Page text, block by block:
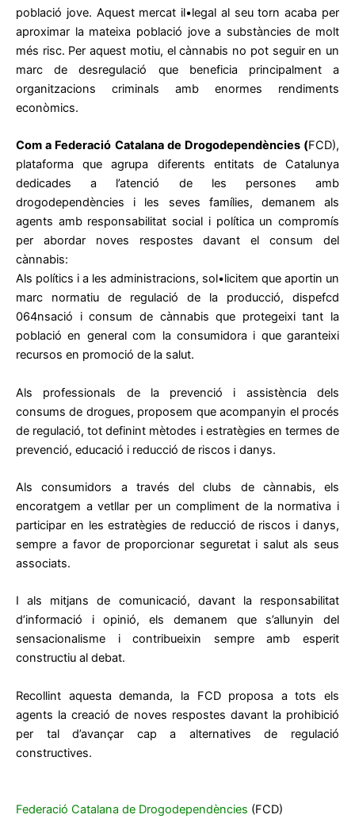
població jove. Aquest mercat il•legal al seu torn acaba per
aproximar la mateixa població jove a substàncies de molt
més risc. Per aquest motiu, el cànnabis no pot seguir en un
marc de desregulació que beneficia principalment a
organitzacions criminals amb enormes rendiments
econòmics.
Com a Federació Catalana de Drogodependències (FCD),
plataforma que agrupa diferents entitats de Catalunya
dedicades a l’atenció de les persones amb
drogodependències i les seves famílies, demanem als
agents amb responsabilitat social i política un compromís
per abordar noves respostes davant el consum del
cànnabis:
Als polítics i a les administracions, sol•licitem que aportin un
marc normatiu de regulació de la producció, dispefcd
064nsació i consum de cànnabis que protegeixi tant la
població en general com la consumidora i que garanteixi
recursos en promoció de la salut.
Als professionals de la prevenció i assistència dels
consums de drogues, proposem que acompanyin el procés
de regulació, tot definint mètodes i estratègies en termes de
prevenció, educació i reducció de riscos i danys.
Als consumidors a través del clubs de cànnabis, els
encoratgem a vetllar per un compliment de la normativa i
participar en les estratègies de reducció de riscos i danys,
sempre a favor de proporcionar seguretat i salut als seus
associats.
I als mitjans de comunicació, davant la responsabilitat
d’informació i opinió, els demanem que s’allunyin del
sensacionalisme i contribueixin sempre amb esperit
constructiu al debat.
Recollint aquesta demanda, la FCD proposa a tots els
agents la creació de noves respostes davant la prohibició
per tal d’avançar cap a alternatives de regulació
constructives.
Federació Catalana de Drogodependències (FCD)